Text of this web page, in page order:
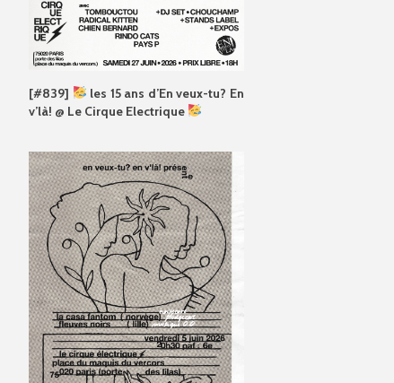
[#839]
les 15 ans d’En veux-tu? En
v’là! @ Le Cirque Electrique